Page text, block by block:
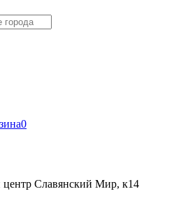
0
центр Славянский Мир, к14